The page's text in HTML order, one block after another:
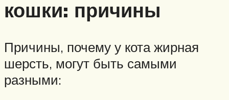
кошки: причины
Причины, почему у кота жирная
шерсть, могут быть самыми
разными: